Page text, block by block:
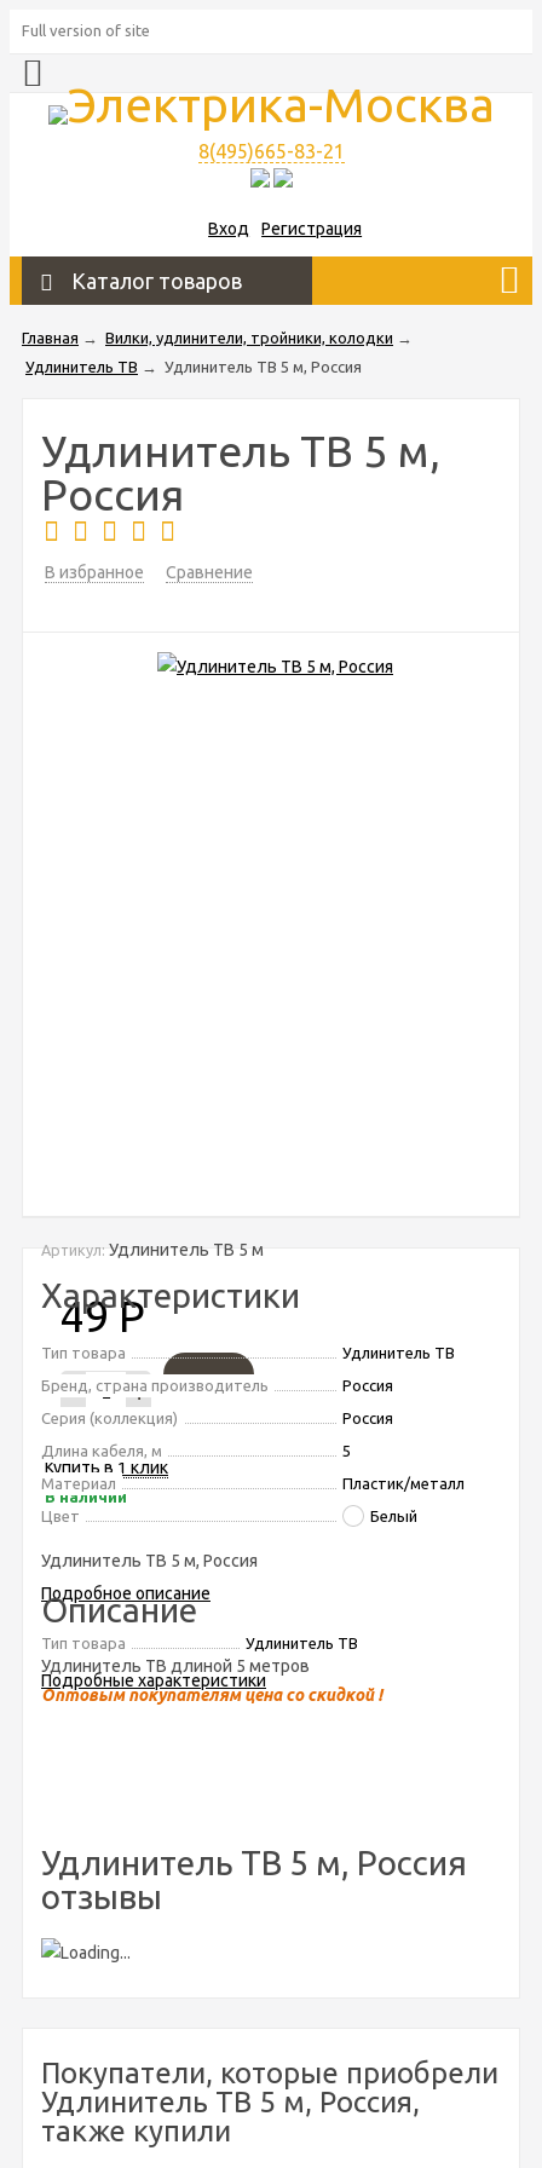
Full version of site
8(495)665-83-21
Вход Регистрация
Каталог товаров
Главная → Вилки, удлинители, тройники, колодки →
Удлинитель ТВ → Удлинитель ТВ 5 м, Россия
Удлинитель ТВ 5 м,
Россия
В избранное Сравнение
Артикул: Удлинитель ТВ 5 м
49Р
- +
Купить в 1 клик
В наличии
Удлинитель ТВ 5 м, Россия
Подробное описание
Тип товара Удлинитель ТВ
Подробные характеристики
Характеристики
Тип товара
Удлинитель ТВ
Бренд, страна производитель
Россия
Серия (коллекция)
Россия
Длина кабеля, м
5
Материал
Пластик/металл
Цвет
Белый
Описание
Удлинитель ТВ длиной 5 метров
Оптовым покупателям цена со скидкой !
Удлинитель ТВ 5 м, Россия
отзывы
Покупатели, которые приобрели
Удлинитель ТВ 5 м, Россия,
также купили